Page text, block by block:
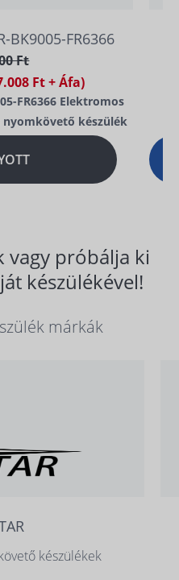
BK9005-FR6366
Ft
Ft + Áfa)
FR6366 Elektromos
készülék
vagy próbálja ki
készülékével!
márkák
készülékek